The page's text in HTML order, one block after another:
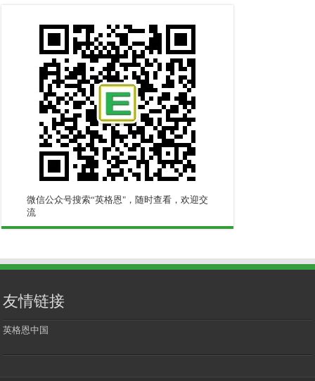
微信公众号搜索“英格恩"，随时查看，欢迎交
流
友情链接
英格恩中国